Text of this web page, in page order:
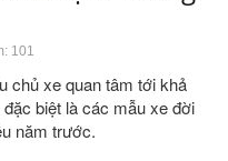
101
chủ xe quan tâm tới khả
biệt là các mẫu xe đời
năm trước.